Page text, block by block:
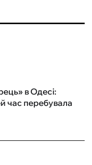
в Одесі:
час перебувала